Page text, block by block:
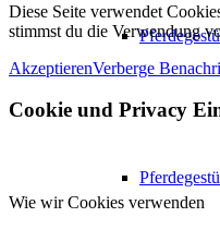
Diese Seite verwendet
stimmst du die Verwendung
AkzeptierenVerberge
Cookie und Privacy
Wie wir Cookies verwenden